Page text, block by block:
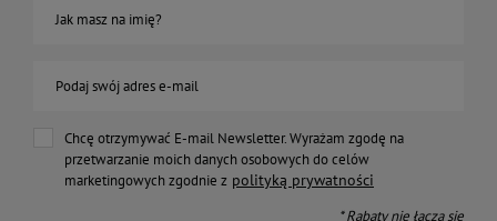
Jak masz na imię?
Podaj swój adres e-mail
Chcę otrzymywać E-mail Newsletter. Wyrażam zgodę na
przetwarzanie moich danych osobowych do celów
marketingowych zgodnie z polityką prywatności
* Rabaty nie łączą się